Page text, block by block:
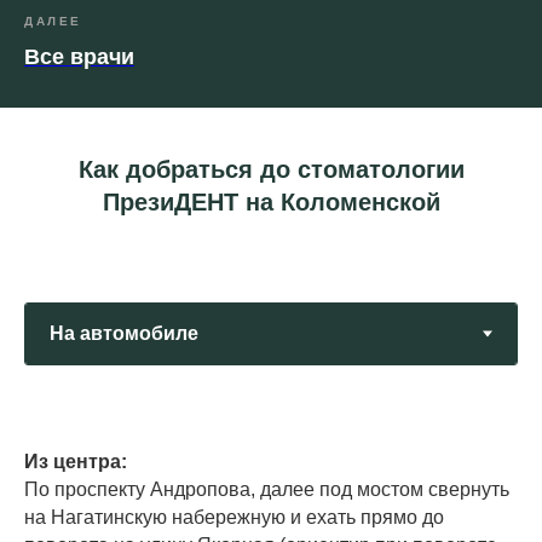
ДАЛЕЕ
Все врачи
Как добраться до стоматологии
ПрезиДЕНТ на Коломенской
Из центра:
По проспекту Андропова, далее под мостом свернуть
на Нагатинскую набережную и ехать прямо до